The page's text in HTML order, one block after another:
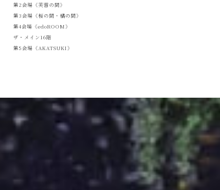
第2会場《芙蓉の間》
第3会場《桜の間・橘の間》
第4会場《edoROOM》
ザ・メイン16階
第5会場《AKATSUKI》